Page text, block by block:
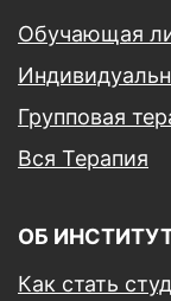
Обучающая
Групповая
Вся Терапия
ОБ
Как стать